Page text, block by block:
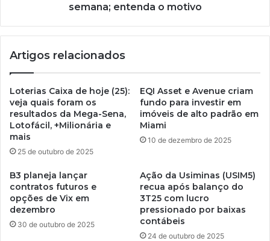
semana; entenda o motivo
Artigos relacionados
Loterias Caixa de hoje (25):
veja quais foram os
resultados da Mega-Sena,
Lotofácil, +Milionária e
mais
25 de outubro de 2025
EQI Asset e Avenue criam
fundo para investir em
imóveis de alto padrão em
Miami
10 de dezembro de 2025
B3 planeja lançar
contratos futuros e
opções de Vix em
dezembro
30 de outubro de 2025
Ação da Usiminas (USIM5)
recua após balanço do
3T25 com lucro
pressionado por baixas
contábeis
24 de outubro de 2025